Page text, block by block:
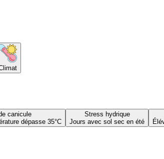
canicule
dépasse 35°C
Stress hydrique
Jours avec sol sec en été